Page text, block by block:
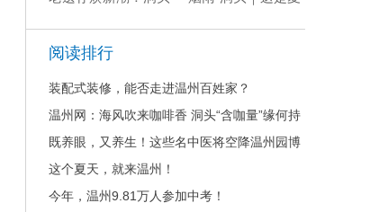
开园
阅读排行
装配式装修，能否走进温州百姓家？
温州网：海风吹来咖啡香 洞头“含咖量”缘何持
续走高？
既养眼，又养生！这些名中医将空降温州园博
园
这个夏天，就来温州！
今年，温州9.81万人参加中考！